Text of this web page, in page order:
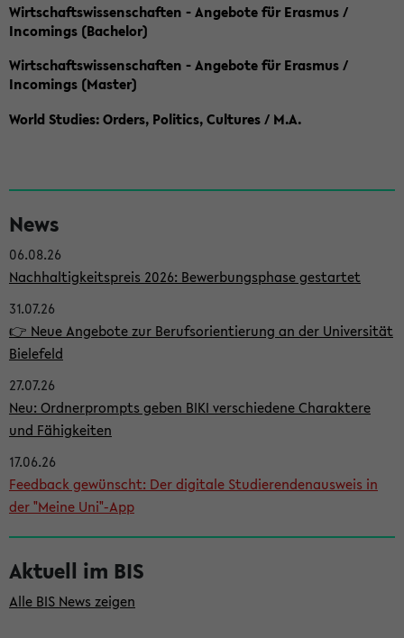
Wirtschaftswissenschaften - Angebote für Erasmus /
Incomings (Bachelor)
Wirtschaftswissenschaften - Angebote für Erasmus /
Incomings (Master)
World Studies: Orders, Politics, Cultures / M.A.
e
i
t
e
n
l
e
i
s
t
e
News
06.08.26
Nachhaltigkeitspreis 2026: Bewerbungsphase gestartet
31.07.26
👉 Neue Angebote zur Berufsorientierung an der Universität
Bielefeld
27.07.26
Neu: Ordnerprompts geben BIKI verschiedene Charaktere
und Fähigkeiten
17.06.26
Feedback gewünscht: Der digitale Studierendenausweis in
der "Meine Uni"-App
Aktuell im BIS
Alle BIS News zeigen